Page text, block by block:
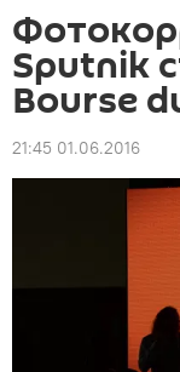
Sputnik
Bourse
21:45 01.06.2016